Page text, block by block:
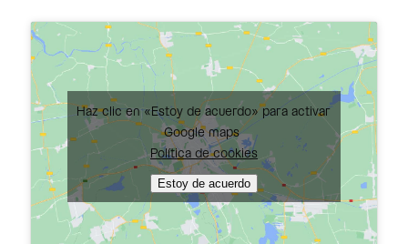
Haz clic en «Estoy de acuerdo» para activar
Google maps
Política de cookies
Estoy de acuerdo